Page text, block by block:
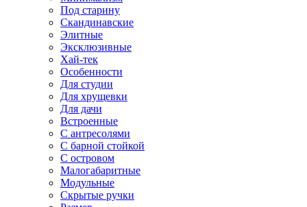
Под старину
Скандинавские
Элитные
Эксклюзивные
Хай-тек
Особенности
Для студии
Для хрущевки
Для дачи
Встроенные
С антресолями
С барной стойкой
С островом
Малогабаритные
Модульные
Скрытые ручки